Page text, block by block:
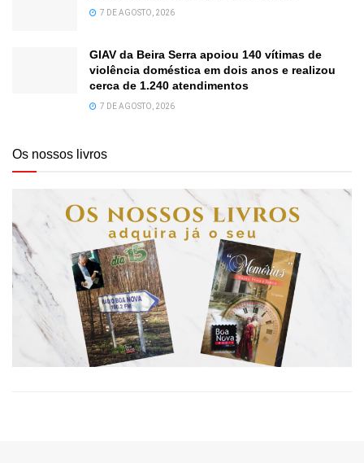
7 DE AGOSTO, 2026
GIAV da Beira Serra apoiou 140 vítimas de
violência doméstica em dois anos e realizou
cerca de 1.240 atendimentos
7 DE AGOSTO, 2026
Os nossos livros